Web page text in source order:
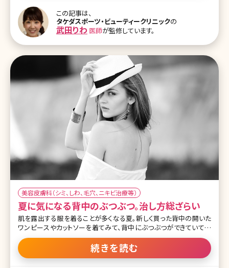
のクリニックで処方されるものはヘリオケア・ウルトラDが多く、30カ
プセル1カ月分が5,000～6,300円で処方されます。ただし、この価格
の他に初診料や再診料などがかかるところも多いので、事前に確認
してからクリニックに行くようにしましょう。 2-2.ヘリオケアを通販で
購入するなら アジア人向けに開発されたピュアホワイトラディアン
この記事は、
タケダスポーツ・ビューティークリニックの
武田りわ 医師が監修しています。
美容皮膚科（シミ、しわ、毛穴、ニキビ治療等）
夏に気になる背中のぶつぶつ。治し方総ざらい
肌を露出する服を着ることが多くなる夏。新しく買った背中の開いた
ワンピースやカットソーを着てみて、背中にぶつぶつができていて慌
ててしまった……そんな経験はありませんか?薄着の季節になると背
中は人目につきやすいものの普段、自分では目にすることが少なく、
お手入れ不足になりがちなパーツでもあります。ここで気になる背中
続きを読む